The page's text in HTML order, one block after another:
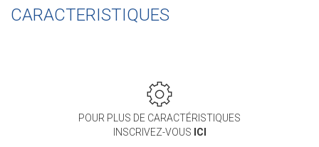
CARACTERISTIQUES
POUR PLUS DE CARACTÉRISTIQUES
INSCRIVEZ-VOUS ICI